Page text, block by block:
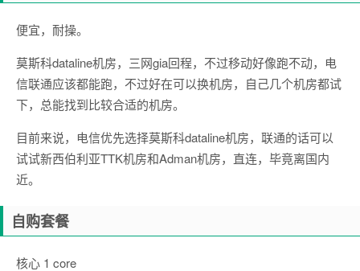
便宜，耐操。
莫斯科dataline机房，三网gia回程，不过移动好像跑不动，电
信联通应该都能跑，不过好在可以换机房，自己几个机房都试
下，总能找到比较合适的机房。
目前来说，电信优先选择莫斯科dataline机房，联通的话可以
试试新西伯利亚TTK机房和Adman机房，直连，毕竟离国内
近。
自购套餐
核心 1 core